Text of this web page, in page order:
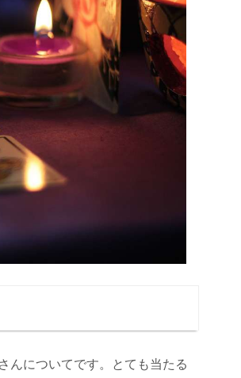
んについてです。とても当たる